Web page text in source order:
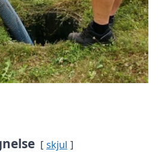
skjul